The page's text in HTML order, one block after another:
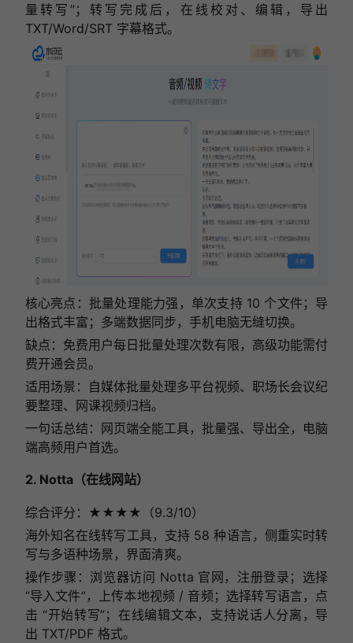
量转写”；转写完成后，在线校对、编辑，导出
TXT/Word/SRT 字幕格式。
核心亮点：批量处理能力强，单次支持 10 个文件；导
出格式丰富；多端数据同步，手机电脑无缝切换。
缺点：免费用户每日批量处理次数有限，高级功能需付
费开通会员。
适用场景：自媒体批量处理多平台视频、职场长会议纪
要整理、网课视频归档。
一句话总结：网页端全能工具，批量强、导出全，电脑
端高频用户首选。
2. Notta（在线网站）
综合评分：★★★★（9.3/10）
海外知名在线转写工具，支持 58 种语言，侧重实时转
写与多语种场景，界面清爽。
操作步骤：浏览器访问 Notta 官网，注册登录；选择
“导入文件”，上传本地视频 / 音频；选择转写语言，点
击 “开始转写”；在线编辑文本，支持说话人分离，导
出 TXT/PDF 格式。